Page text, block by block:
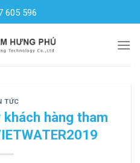
605 596
TỨC
hàng tham